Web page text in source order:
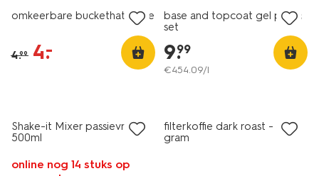
omkeerbare buckethat Pride
4.99 4.
–
base and topcoat gel polish
set
9.
99
€454.09/l
Shake-it Mixer passievrucht
500ml
online nog 14 stuks op
filterkoffie dark roast - 500
gram